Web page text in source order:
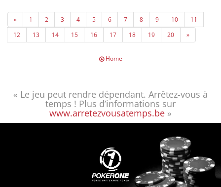
« 1 2 3 4 5 6 7 8 9 10
11
12
13 14 15 16 17 18 19 20 »
Home
« Le jeu peut rendre dépendant. Arrêtez-vous à
temps ! Plus d’informations sur
www.arretezvousatemps.be »